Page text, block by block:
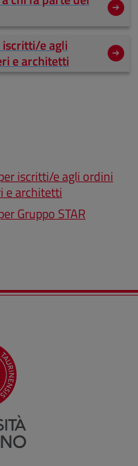
e agli
e architetti
iscritti/e agli ordini
e architetti
Gruppo STAR